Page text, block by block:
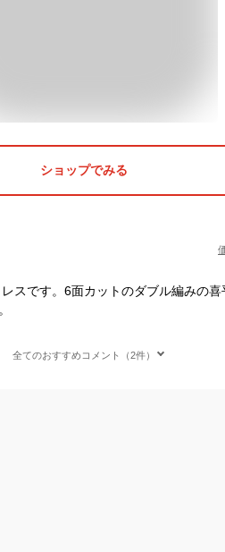
ショップでみる
スです。6面カットのダブル編みの喜
全てのおすすめコメント（2件）